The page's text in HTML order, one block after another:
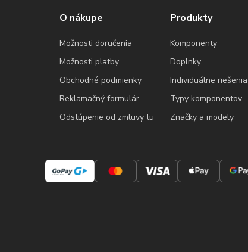
O nákupe
Možnosti doručenia
Možnosti platby
Obchodné podmienky
Reklamačný formulár
Odstúpenie od zmluvy tu
Produkty
Komponenty
Doplnky
Individuálne riešenia
Typy komponentov
Značky a modely